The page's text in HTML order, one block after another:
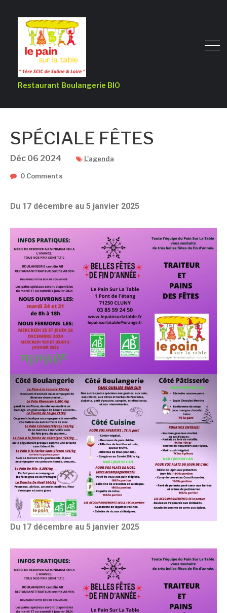
Restaurant Boulangerie BIO
SPÉCIALE FÊTES
Déc 06 2024 L'agenda
0 Comments
Du 17 décembre au 5 janvier 2025
Du 17 décembre au 5 janvier 2025